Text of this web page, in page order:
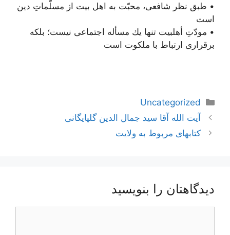
• طبق نظر شافعى، محبّت به اهل بيت از مسلّماتِ دين
است
• مودّتِ أهل‏بيت تنها يك مسأله اجتماعى نيست؛ بلكه
برقرارى ارتباط با ملكوت است
دسته‌ها
Uncategorized
ناوبری
نوشته‌ها
آیت الله آقا سید جمال‌ الدین گلپایگانی
کتابهای مربوط به ولایت
دیدگاهتان را بنویسید